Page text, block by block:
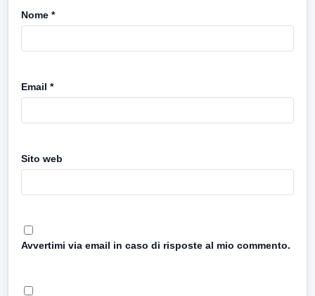
Nome *
Email *
Sito web
Avvertimi via email in caso di risposte al mio commento.